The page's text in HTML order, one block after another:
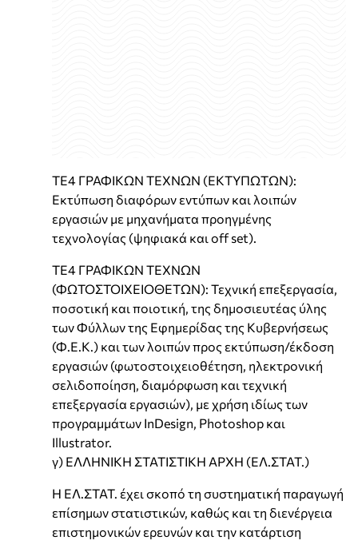
TE4 ΓΡΑΦΙΚΩΝ ΤΕΧΝΩΝ (ΕΚΤΥΠΩΤΩΝ):
Εκτύπωση διαφόρων εντύπων και λοιπών
εργασιών με μηχανήματα προηγμένης
τεχνολογίας (ψηφιακά και off set).
TE4 ΓΡΑΦΙΚΩΝ ΤΕΧΝΩΝ
(ΦΩΤΟΣΤΟΙΧΕΙΟΘΕΤΩΝ): Τεχνική επεξεργασία,
ποσοτική και ποιοτική, της δημοσιευτέας ύλης
των Φύλλων της Εφημερίδας της Κυβερνήσεως
(Φ.Ε.Κ.) και των λοιπών προς εκτύπωση/έκδοση
εργασιών (φωτοστοιχειοθέτηση, ηλεκτρονική
σελιδοποίηση, διαμόρφωση και τεχνική
επεξεργασία εργασιών), με χρήση ιδίως των
προγραμμάτων InDesign, Photoshop και
Illustrator.
γ) ΕΛΛΗΝΙΚΗ ΣΤΑΤΙΣΤΙΚΗ ΑΡΧΗ (ΕΛ.ΣΤΑΤ.)
H ΕΛ.ΣΤΑΤ. έχει σκοπό τη συστηματική παραγωγή
επίσημων στατιστικών, καθώς και τη διενέργεια
επιστημονικών ερευνών και την κατάρτιση